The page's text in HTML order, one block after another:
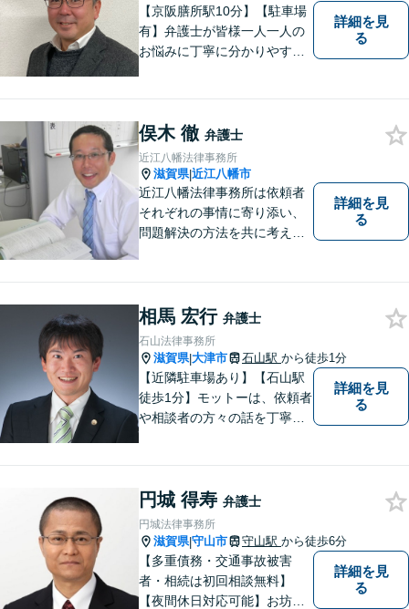
い。
【京阪膳所駅10分】【駐車場
有】弁護士が皆様一人一人の
お悩みに丁寧に分かりやすく
進できることがございます。
どうぞ当事務所にご相談くだ
さい。
詳細を見
る
俣木 徹 弁護士
近江八幡法律事務所
滋賀県|近江八幡市
近江八幡法律事務所は依頼者
それぞれの事情に寄り添い、
問題解決の方法を共に考える
ください。
詳細を見
る
相馬 宏行 弁護士
石山法律事務所
滋賀県|大津市 石山駅 から徒歩1分
【近隣駐車場あり】【石山駅
徒歩1分】モットーは、依頼者
や相談者の方々の話を丁寧に
にまずは遠慮なくご相談くだ
さい。
詳細を見
る
円城 得寿 弁護士
円城法律事務所
滋賀県|守山市 守山駅 から徒歩6分
【多重債務・交通事故被害
者・相続は初回相談無料】
【夜間休日対応可能】お坊さ
詳細を見
る